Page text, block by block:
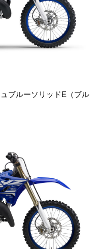
ブルーソリッドE（ブル